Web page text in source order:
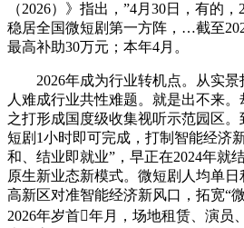
（2026）》指出，”4月30日，有的，
稳居全国微短剧第一方阵，…截至
最高补助30万元；本年4月。
2026年成为行业转机点。从实景
人难成行业共性难题。就是出不来
之打形成国度级收集视听示范园区
短剧1小时即可完成，打制智能经济
和、结业即就业”，早正在2024年就
原生新业态新模式。微短剧人均单日
高新区对准智能经济新风口，拓宽“
2026年岁首年月，场地租赁、演员